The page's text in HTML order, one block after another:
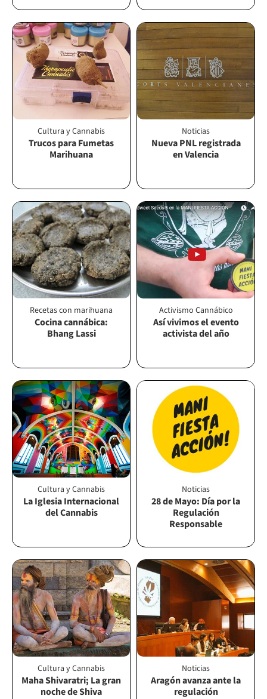
Cultura y Cannabis
Trucos para Fumetas
Marihuana
Noticias
Nueva PNL registrada
en Valencia
Recetas con marihuana
Cocina cannábica:
Bhang Lassi
Activismo Cannábico
Así vivimos el evento
activista del año
Cultura y Cannabis
La Iglesia Internacional
del Cannabis
Noticias
28 de Mayo: Día por la
Regulación
Responsable
Cultura y Cannabis
Maha Shivaratri; La gran
noche de Shiva
Noticias
Aragón avanza ante la
regulación